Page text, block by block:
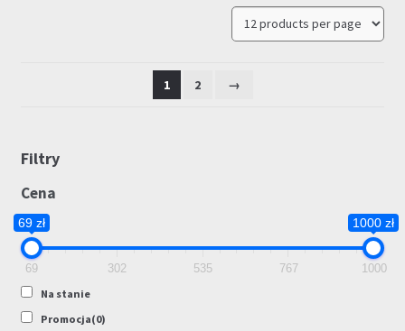
1 2 →
Filtry
Cena
69 zł 1000 zł
69 302 535 767
1000
Na stanie
Promocja(0)